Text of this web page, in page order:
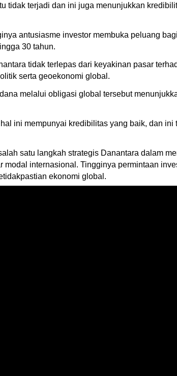
tidak terjadi dan ini juga menunjukkan
antusiasme investor membuka peluang
30 tahun.
tidak terlepas dari keyakinan pasar
serta geoekonomi global.
melalui obligasi global tersebut
ini mempunyai kredibilitas yang baik, dan
satu langkah strategis Danantara dalam
internasional. Tingginya permintaan
ekonomi global.